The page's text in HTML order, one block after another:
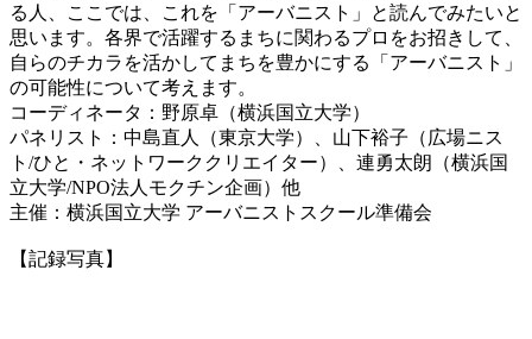
る人、ここでは、これを「アーバニスト」と読んでみたいと
思います。各界で活躍するまちに関わるプロをお招きして、
自らのチカラを活かしてまちを豊かにする「アーバニスト」
の可能性について考えます。
コーディネータ：野原卓（横浜国立大学）
パネリスト：中島直人（東京大学）、山下裕子（広場ニス
ト/ひと・ネットワーククリエイター）、連勇太朗（横浜国
立大学/NPO法人モクチン企画）他
主催：横浜国立大学 アーバニストスクール準備会
【記録写真】